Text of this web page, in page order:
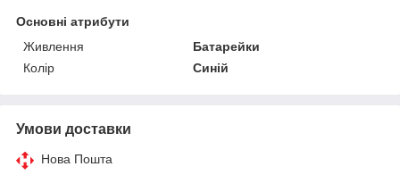
Основні атрибути
Живлення
Батарейки
Колір
Синій
Умови доставки
Нова Пошта